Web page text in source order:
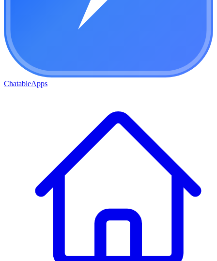
ChatableApps